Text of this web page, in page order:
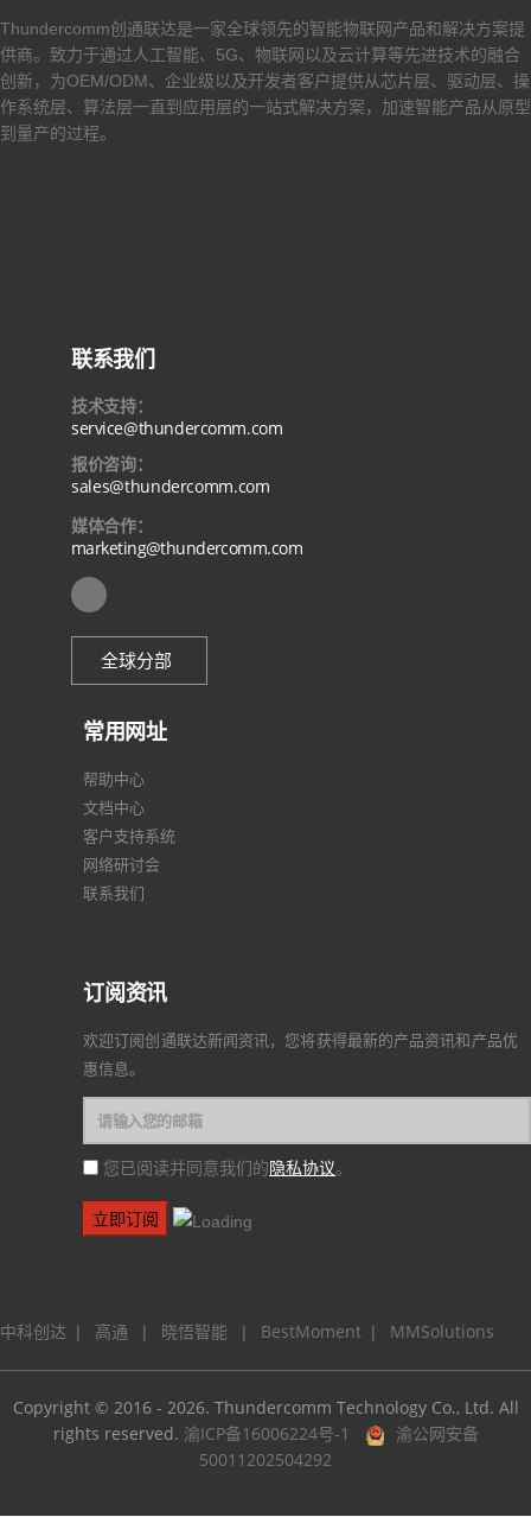
Thundercomm创通联达是一家全球领先的智能物联网产品和解决方案提
供商。致力于通过人工智能、5G、物联网以及云计算等先进技术的融合
创新，为OEM/ODM、企业级以及开发者客户提供从芯片层、驱动层、操
作系统层、算法层一直到应用层的一站式解决方案，加速智能产品从原型
到量产的过程。
联系我们
技术支持：
service@thundercomm.com
报价咨询：
sales@thundercomm.com
媒体合作：
marketing@thundercomm.com
全球分部
常用网址
帮助中心
文档中心
客户支持系统
网络研讨会
联系我们
订阅资讯
欢迎订阅创通联达新闻资讯，您将获得最新的产品资讯和产品优
惠信息。
您已阅读并同意我们的隐私协议。
中科创达 | 高通 | 晓悟智能 | BestMoment | MMSolutions
Copyright © 2016 - 2026. Thundercomm Technology Co., Ltd. All
rights reserved. 渝ICP备16006224号-1
渝公网安备
50011202504292